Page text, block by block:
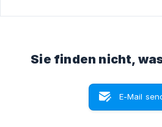
Sie finden nicht,
E-Mail